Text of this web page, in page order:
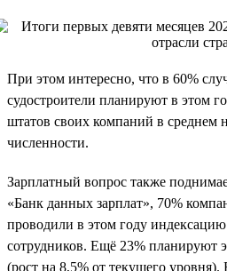
При этом интересно, что в 60%
судостроители планируют в этом
штатов своих компаний в среднем
численности.
Зарплатный вопрос также
«Банк данных зарплат», 70%
проводили в этом году индексацию
сотрудников. Ещё 23% планируют
(рост на 8,5% от текущего уровня).